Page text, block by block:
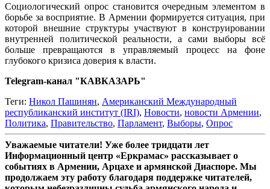
Социологический опрос становится очередным элементом в
борьбе за восприятие. В Армении формируется ситуация, при
которой внешние структуры участвуют в конструировании
внутренней политической реальности, а сами выборы всё
больше превращаются в управляемый процесс на фоне
глубокого кризиса доверия к власти.
Telegram-канал "КАВКАЗАРЬ"
Теги: Никол Пашинян, Американский Международный
республиканский институт (IRI), Новости, новости Армении,
Политика, Правительство, Парламент, Выборы, Опрос
Уважаемые читатели! Уже более тридцати лет
Информационный центр «Еркрамас» рассказывает о
событиях в Армении, Арцахе и армянской Диаспоре. Мы
продолжаем эту работу благодаря поддержке читателей,